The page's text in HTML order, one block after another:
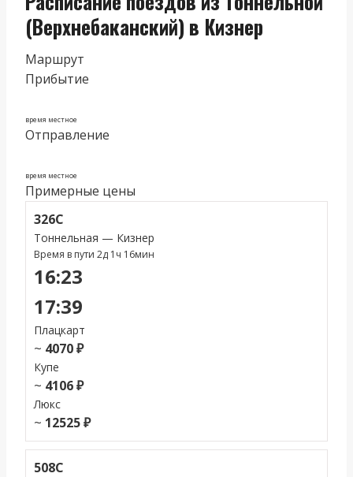
(Верхнебаканский) в Кизнер
Маршрут
Прибытие
время местное
Отправление
время местное
Примерные цены
326С
Тоннельная — Кизнер
Время в пути 2д 1ч 16мин
16:23
17:39
Плацкарт
~ 4070 ₽
Купе
~ 4106 ₽
Люкс
~ 12525 ₽
508С